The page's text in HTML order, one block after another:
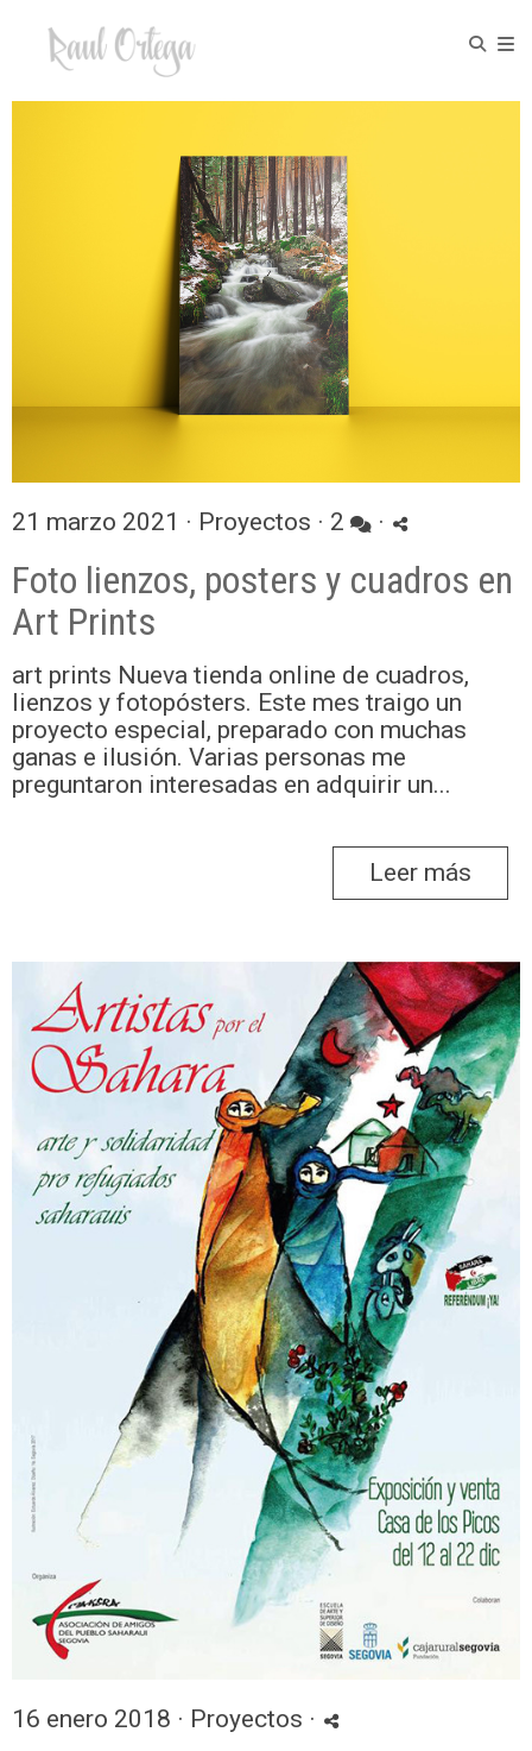
21 marzo 2021 · Proyectos · 2 ·
Foto lienzos, posters y cuadros en
Art Prints
art prints Nueva tienda online de cuadros,
lienzos y fotopósters. Este mes traigo un
proyecto especial, preparado con muchas
ganas e ilusión. Varias personas me
preguntaron interesadas en adquirir un...
Leer más
16 enero 2018 · Proyectos ·